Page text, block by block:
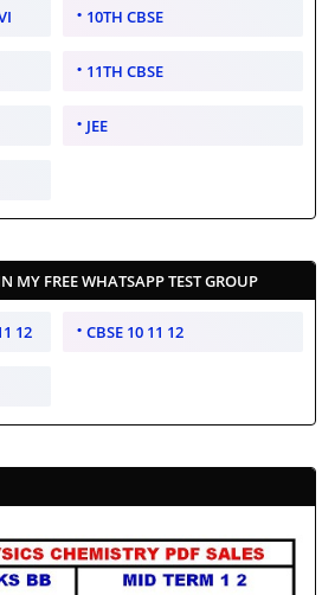
10TH CBSE
11TH CBSE
JEE
MY FREE WHATSAPP TEST GROUP
12 CBSE 10 11 12